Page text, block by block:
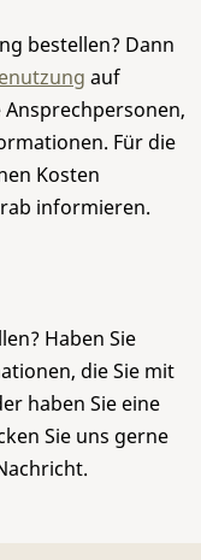
bestellen? Dann
auf
Für die
Kosten
informieren.
Haben Sie
die Sie mit
haben Sie eine
Sie uns gerne